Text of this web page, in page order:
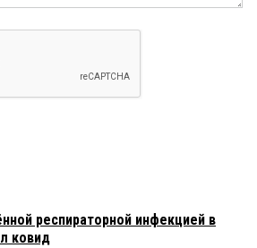
респираторной инфекцией в
ковид